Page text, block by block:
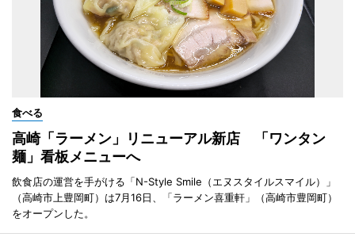
食べる
高崎「ラーメン」リニューアル新店 「ワンタン
麺」看板メニューへ
飲食店の運営を手がける「N-Style Smile（エヌスタイルスマイル）」
（高崎市上豊岡町）は7月16日、「ラーメン喜重軒」（高崎市豊岡町）
をオープンした。